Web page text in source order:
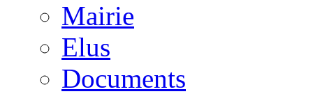
Mairie
Elus
Documents